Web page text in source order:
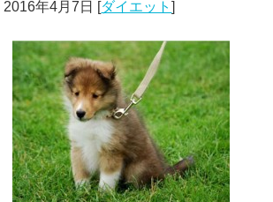
2016年4月7日 [ダイエット]